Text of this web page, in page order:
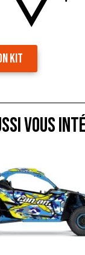
KIT
vous